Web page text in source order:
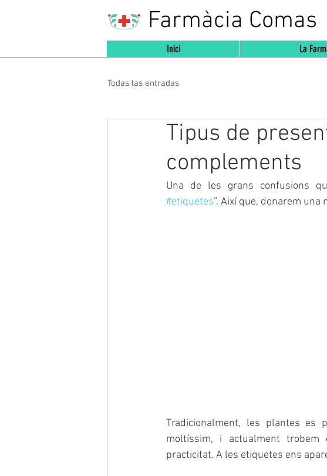
Farmàcia Comas
Inici La
Todas las entradas
Tipus de
complements
#etiquetes”. Així que, donarem
Tradicionalment, les plantes es
moltíssim, i actualment trobem
practicitat. A les etiquetes ens